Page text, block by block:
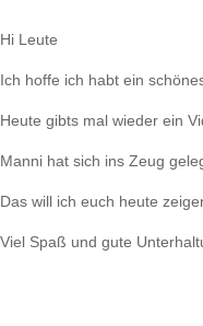
Hi Leute
Ich hoffe ich habt ein
Heute gibts mal wieder ein
Manni hat sich ins Zeug
Das will ich euch heute
Viel Spaß und gute